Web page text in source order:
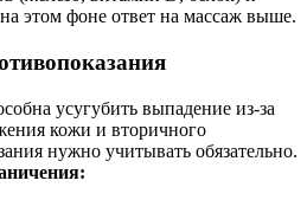
этом фоне ответ на массаж выше.
усугубить выпадение из‑за
кожи и вторичного
нужно учитывать обязательно.